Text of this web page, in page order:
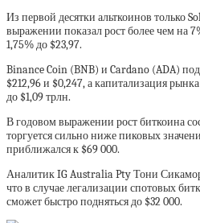
Из первой десятки альткоинов только
выражении показал рост более чем на
1,75% до $23,97.
Binance Coin (BNB) и Cardano (ADA)
$212,96 и $0,247, а капитализация
до $1,09 трлн.
В годовом выражении рост биткоина
торгуется сильно ниже пиковых
приближался к $69 000.
Аналитик IG Australia Pty Тони
что в случае легализации спотовых
сможет быстро подняться до $32 000.